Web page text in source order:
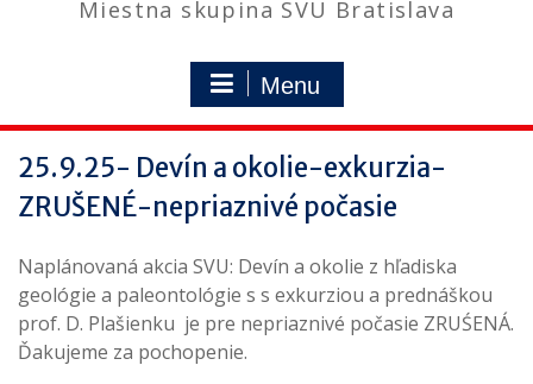
Miestna skupina SVU Bratislava
Menu
25.9.25- Devín a okolie-exkurzia-
ZRUŠENÉ-nepriaznivé počasie
Naplánovaná akcia SVU: Devín a okolie z hľadiska
geológie a paleontológie s s exkurziou a prednáškou
prof. D. Plašienku je pre nepriaznivé počasie ZRUŚENÁ.
Ďakujeme za pochopenie.